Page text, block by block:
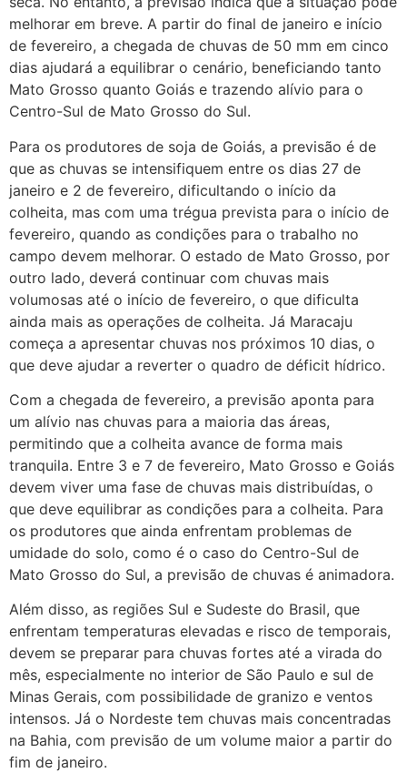
melhorar em breve. A partir do final de janeiro e início
de fevereiro, a chegada de chuvas de 50 mm em cinco
dias ajudará a equilibrar o cenário, beneficiando tanto
Mato Grosso quanto Goiás e trazendo alívio para o
Centro-Sul de Mato Grosso do Sul.
Para os produtores de soja de Goiás, a previsão é de
que as chuvas se intensifiquem entre os dias 27 de
janeiro e 2 de fevereiro, dificultando o início da
colheita, mas com uma trégua prevista para o início de
fevereiro, quando as condições para o trabalho no
campo devem melhorar. O estado de Mato Grosso, por
outro lado, deverá continuar com chuvas mais
volumosas até o início de fevereiro, o que dificulta
ainda mais as operações de colheita. Já Maracaju
começa a apresentar chuvas nos próximos 10 dias, o
que deve ajudar a reverter o quadro de déficit hídrico.
Com a chegada de fevereiro, a previsão aponta para
um alívio nas chuvas para a maioria das áreas,
permitindo que a colheita avance de forma mais
tranquila. Entre 3 e 7 de fevereiro, Mato Grosso e Goiás
devem viver uma fase de chuvas mais distribuídas, o
que deve equilibrar as condições para a colheita. Para
os produtores que ainda enfrentam problemas de
umidade do solo, como é o caso do Centro-Sul de
Mato Grosso do Sul, a previsão de chuvas é animadora.
Além disso, as regiões Sul e Sudeste do Brasil, que
enfrentam temperaturas elevadas e risco de temporais,
devem se preparar para chuvas fortes até a virada do
mês, especialmente no interior de São Paulo e sul de
Minas Gerais, com possibilidade de granizo e ventos
intensos. Já o Nordeste tem chuvas mais concentradas
na Bahia, com previsão de um volume maior a partir do
fim de janeiro.